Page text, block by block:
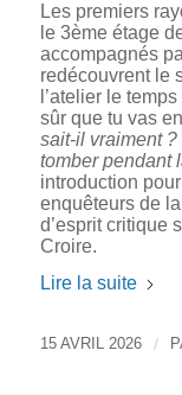
Les premiers
le 3ème étage
accompagnés
redécouvrent le
l’atelier le temps
sûr que tu vas
sait-il vraiment ?
tomber pendant
introduction
enquêteurs de
d’esprit critique
Croire.
Lire la suite
15 AVRIL 2026 /